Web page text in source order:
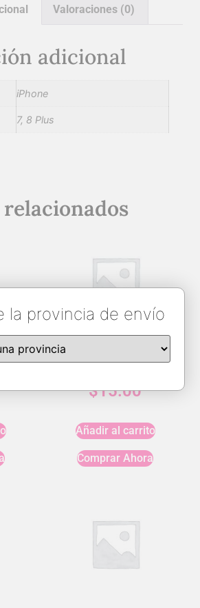
Valoraciones (0)
adicional
iPhone
7, 8 Plus
12
USB-C to Lightning cable
(1m) OEM
$15.00
Añadir al carrito
Comprar Ahora
la provincia de envío